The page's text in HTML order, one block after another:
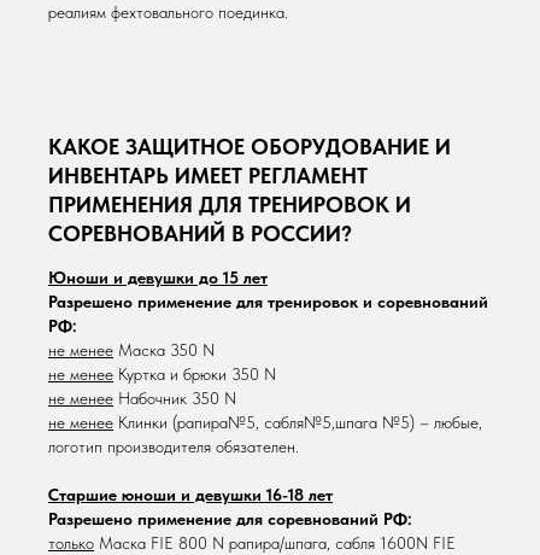
реалиям фехтовального поединка.
КАКОЕ ЗАЩИТНОЕ ОБОРУДОВАНИЕ И
ИНВЕНТАРЬ ИМЕЕТ РЕГЛАМЕНТ
ПРИМЕНЕНИЯ ДЛЯ ТРЕНИРОВОК И
СОРЕВНОВАНИЙ В РОССИИ?
Юноши и девушки до 15 лет
Разрешено применение для тренировок и соревнований
РФ:
не менее Маска 350 N
не менее Куртка и брюки 350 N
не менее Набочник 350 N
не менее Клинки (рапира№5, сабля№5,шпага №5) – любые,
логотип производителя обязателен.
Старшие юноши и девушки 16-18 лет
Разрешено применение для соревнований РФ:
только Маска FIE 800 N рапира/шпага, сабля 1600N FIE